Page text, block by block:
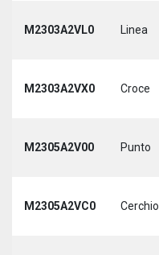
M2303A2VL0 Linea
M2303A2VX0 Croce
M2305A2V00 Punto
M2305A2VC0 Cerchio